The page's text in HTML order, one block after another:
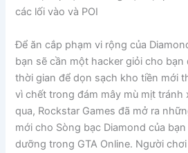
các lối vào và POI
Để ăn cắp phạm vi rộng của
bạn sẽ cần một hacker giỏi cho bạn
thời gian để dọn sạch kho tiền mới
vì chết trong đám mây mù mịt tránh
qua, Rockstar Games đã mở ra
mới cho Sòng bạc Diamond của
dưỡng trong GTA Online. Người